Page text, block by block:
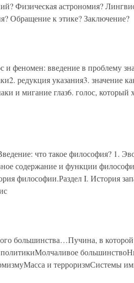
Физическая астрономия?
Обращение к этике? Заключение?
и феномен: введение в проблему
редукция указания3. значение
и мигание глаз6. голос, который
что такое философия? 1.
содержание и функции
философии.Раздел I. История
большинства…Пучина, в которой
и терроризмСистемы